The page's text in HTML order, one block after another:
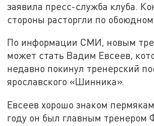
заявила пресс-служба клуба.
стороны расторгли по
По информации СМИ, новым
может стать Вадим Евсеев,
недавно покинул тренерский
ярославского «Шинника».
Евсеев хорошо знаком
году он был главным тренером